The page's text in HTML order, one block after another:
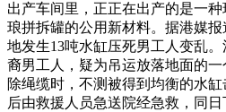
出产车间里，正正在出产的是一
琅拼拆罐的公用新材料。据港媒
地发生13吨水缸压死男工人变乱
裔男工人，疑为吊运放落地面的
除绳缆时，不测被得到均衡的水
后由救援人员急送院经急救，同